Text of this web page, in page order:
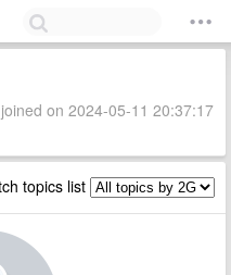
on 2024-05-11 20:37:17
topics list